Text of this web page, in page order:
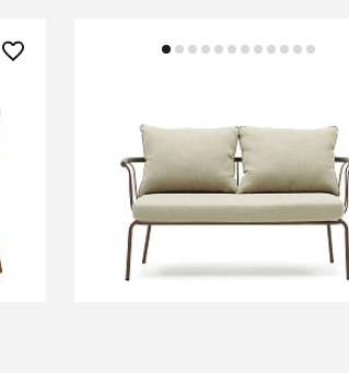
Salguer Диван из зеленого
и стали с коричневой
134 см